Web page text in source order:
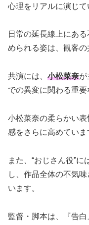
心理をリアルに演じて
日常の延長線上にあ
められる姿は、観客の
共演には、 小松菜奈が
での異変に関わる重要
小松菜奈の柔らかい
感をさらに高めていま
また、“おじさん役”に
し、作品全体の不気
います。
監督・脚本は、『告